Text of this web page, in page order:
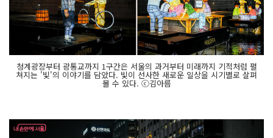
청계광장부터 광통교까지 1구간은 서울의 과거부터 미래까지 기적처럼 펼
쳐지는 '빛'의 이야기를 담았다. 빛이 선사한 새로운 일상을 시기별로 살펴
볼 수 있다. ⓒ김아름